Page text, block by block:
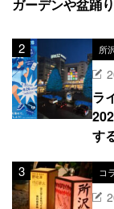
ガーデンや盆踊
所
ラ
す
コ